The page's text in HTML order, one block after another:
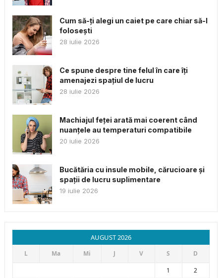
Cum să-ți alegi un caiet pe care chiar să-l
folosești
28 iulie 2026
Ce spune despre tine felul în care îți
amenajezi spațiul de lucru
28 iulie 2026
Machiajul feței arată mai coerent când
nuanțele au temperaturi compatibile
20 iulie 2026
Bucătăria cu insule mobile, cărucioare și
spații de lucru suplimentare
19 iulie 2026
AUGUST 2026
L Ma Mi J V S
D
1
2